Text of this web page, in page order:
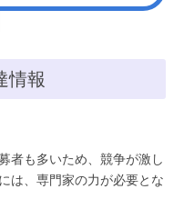
情報
者も多いため、競争が激し
は、専門家の力が必要とな